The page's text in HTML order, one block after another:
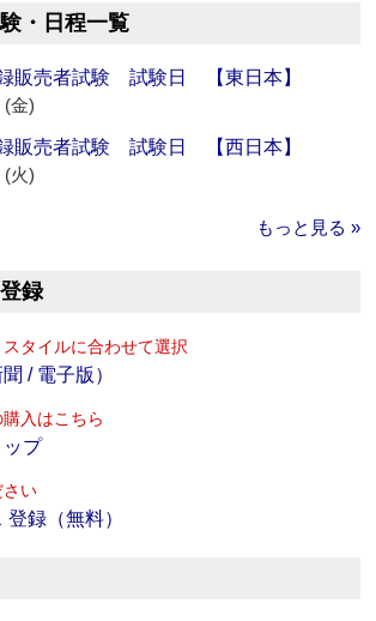
・日程一覧
販売者試験 試験日 【東日本】
(金)
販売者試験 試験日 【西日本】
(火)
もっと見る »
録
タイルに合わせて選択
/ 電子版）
入はこちら
ップ
さい
録（無料）